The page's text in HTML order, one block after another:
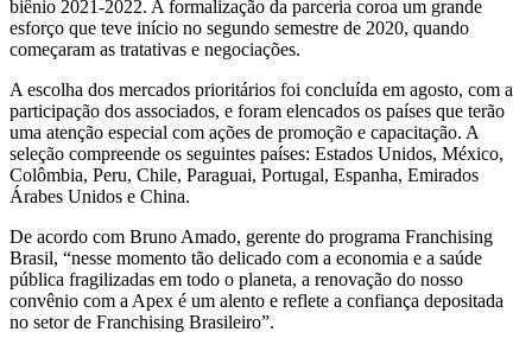
biênio 2021-2022. A formalização da parceria coroa um grande
esforço que teve início no segundo semestre de 2020, quando
começaram as tratativas e negociações.
A escolha dos mercados prioritários foi concluída em agosto, com a
participação dos associados, e foram elencados os países que terão
uma atenção especial com ações de promoção e capacitação. A
seleção compreende os seguintes países: Estados Unidos, México,
Colômbia, Peru, Chile, Paraguai, Portugal, Espanha, Emirados
Árabes Unidos e China.
De acordo com Bruno Amado, gerente do programa Franchising
Brasil, “nesse momento tão delicado com a economia e a saúde
pública fragilizadas em todo o planeta, a renovação do nosso
convênio com a Apex é um alento e reflete a confiança depositada
no setor de Franchising Brasileiro”.